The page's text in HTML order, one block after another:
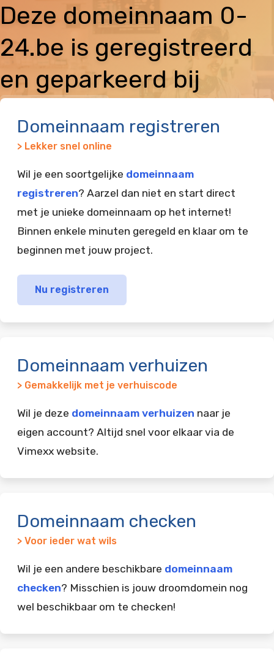
Deze domeinnaam 0-
24.be is geregistreerd
en geparkeerd bij
Domeinnaam registreren
> Lekker snel online
Wil je een soortgelijke domeinnaam
registreren? Aarzel dan niet en start direct
met je unieke domeinnaam op het internet!
Binnen enkele minuten geregeld en klaar om te
beginnen met jouw project.
Nu registreren
Domeinnaam verhuizen
> Gemakkelijk met je verhuiscode
Wil je deze domeinnaam verhuizen naar je
eigen account? Altijd snel voor elkaar via de
Vimexx website.
Domeinnaam checken
> Voor ieder wat wils
Wil je een andere beschikbare domeinnaam
checken? Misschien is jouw droomdomein nog
wel beschikbaar om te checken!